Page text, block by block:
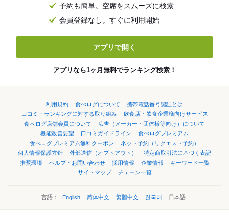
予約も簡単。空席をスムーズに検索
会員登録なし。すぐに利用開始
アプリで開く
アプリなら1ヶ月無料でランキング検索！
利用規約 食べログについて
携帯電話番号認証とは
口コミ・ランキングに対する取り組み
飲食店・飲食企業様向けサービス
食べログ店舗会員について
広告（メーカー・団体様等向け）について
機能改善要望
口コミガイドライン
食べログプレミアム
食べログプレミアム無料クーポン
ネット予約（リクエスト予約）
個人情報保護方針
外部送信（オプトアウト）
特定商取引法に基づく表記
推奨環境
ヘルプ・お問い合わせ 採用情報 企業情報
キーワード一覧
サイトマップ
チェーン一覧
言語： English 简体中文 繁體中文 한국어 日本語